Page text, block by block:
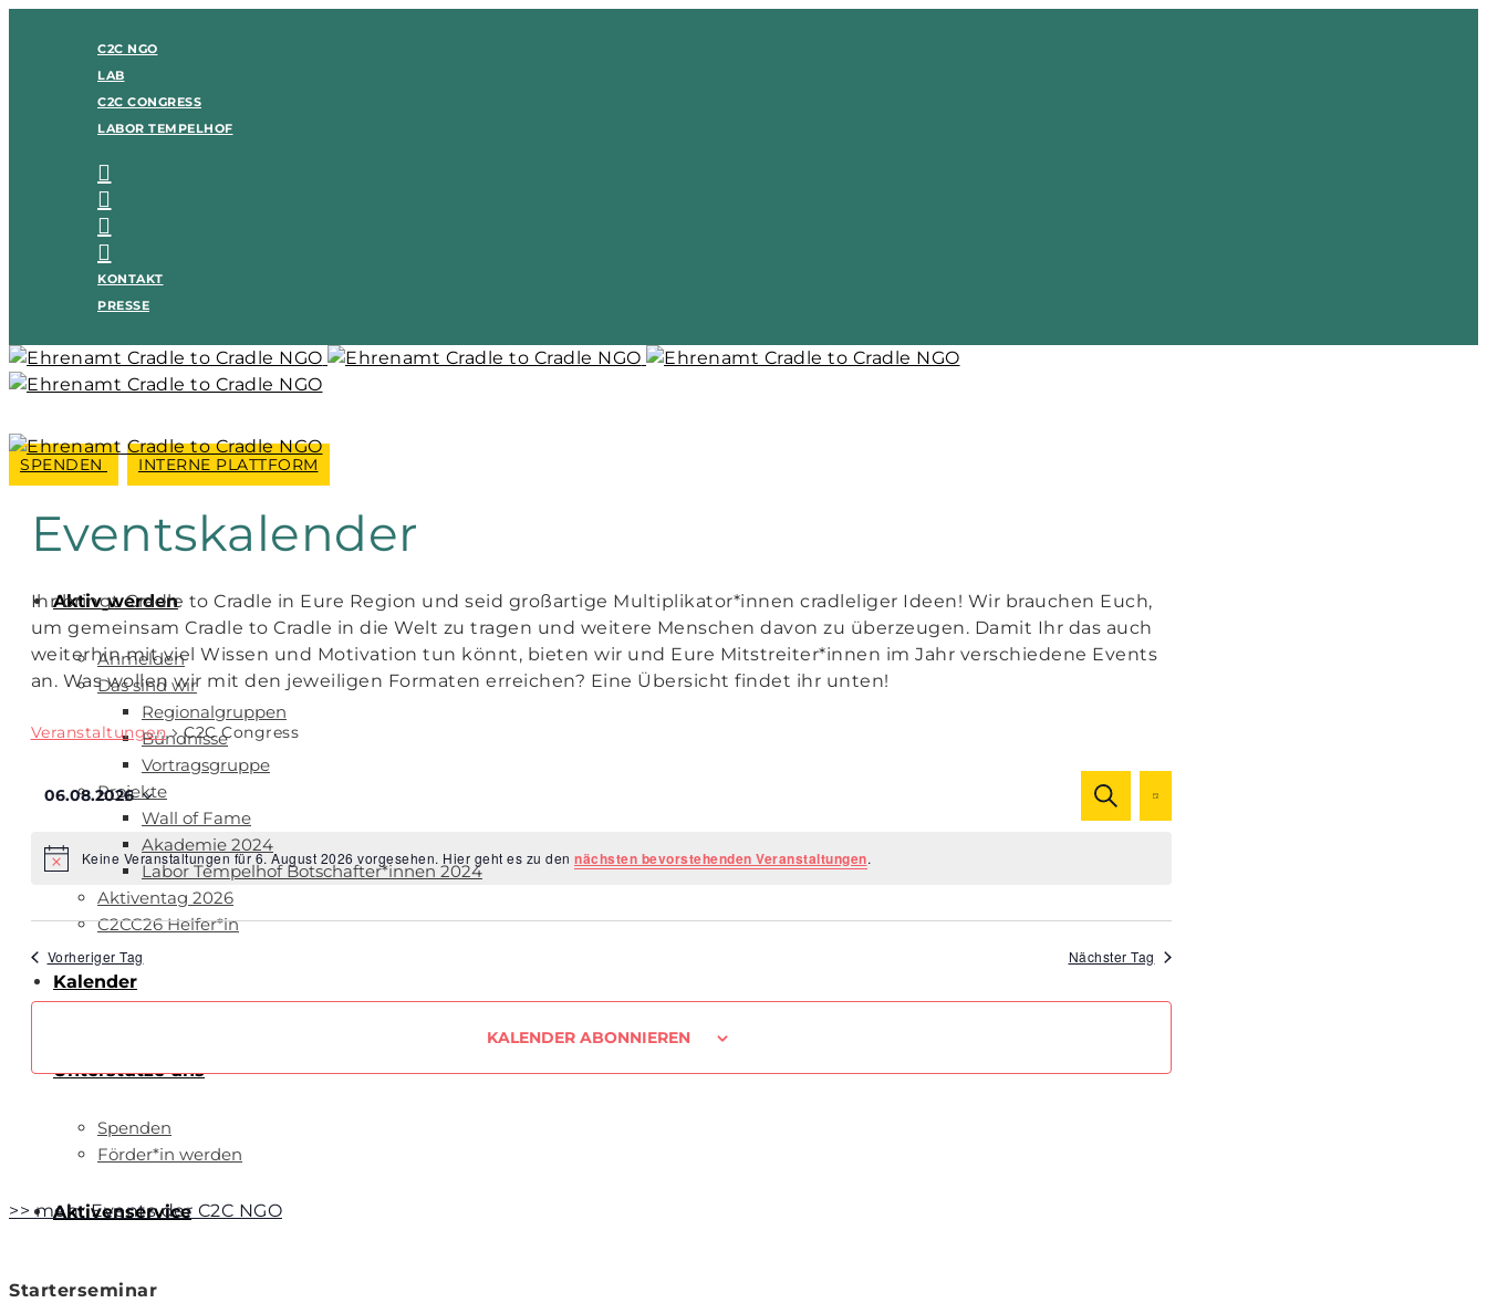
C2C NGO
LAB
C2C CONGRESS
LABOR TEMPELHOF
KONTAKT
PRESSE
SPENDEN INTERNE PLATTFORM
Aktiv werden
Anmelden
Das sind wir
Regionalgruppen
Bündnisse
Vortragsgruppe
Projekte
Wall of Fame
Akademie 2024
Labor Tempelhof Botschafter*innen 2024
Aktiventag 2026
C2CC26 Helfer*in
Kalender
Unterstütze uns
Spenden
Förder*in werden
Aktivenservice
Eventskalender
Ihr bringt Cradle to Cradle in Eure Region und seid großartige Multiplikator*innen cradleliger Ideen! Wir brauchen Euch,
um gemeinsam Cradle to Cradle in die Welt zu tragen und weitere Menschen davon zu überzeugen. Damit Ihr das auch
weiterhin mit viel Wissen und Motivation tun könnt, bieten wir und Eure Mitstreiter*innen im Jahr verschiedene Events
an. Was wollen wir mit den jeweiligen Formaten erreichen? Eine Übersicht findet ihr unten!
Veranstaltungen C2C Congress
Veranstaltungen
Ansichten,
Navigation
SUCHE
Veranstaltung
Ansichten-
TAG
06.08.2026
wählen.
HinweisKeine Veranstaltungen für 6. August 2026 vorgesehen. Hier geht es zu den nächsten bevorstehenden Veranstaltungen.
Vorheriger Tag Nächster Tag
KALENDER ABONNIEREN
>> mehr Events der C2C NGO
Starterseminar